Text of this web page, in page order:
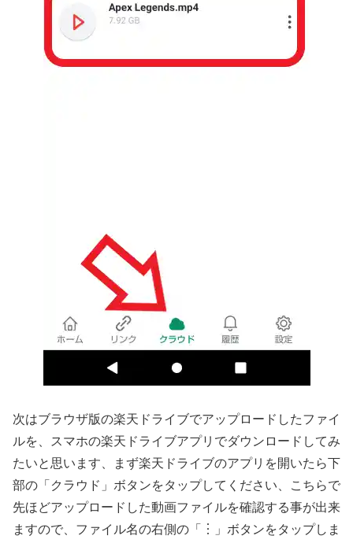
次はブラウザ版の楽天ドライブでアップロードしたファイ
ルを、スマホの楽天ドライブアプリでダウンロードしてみ
たいと思います、まず楽天ドライブのアプリを開いたら下
部の「クラウド」ボタンをタップしてください、こちらで
先ほどアップロードした動画ファイルを確認する事が出来
ますので、ファイル名の右側の「︙」ボタンをタップしま